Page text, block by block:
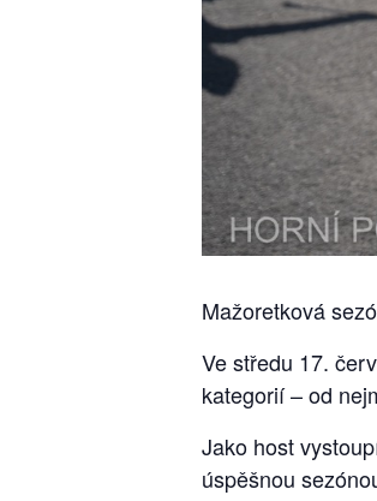
Mažoretková
Ve středu 17.
kategorií – od
Jako host
úspěšnou